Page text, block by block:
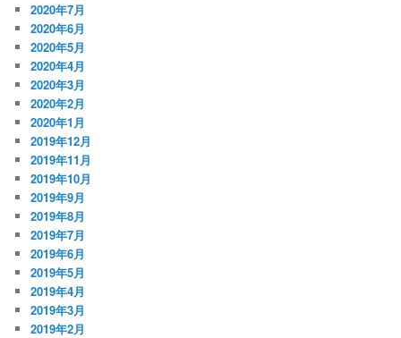
2020年7月
2020年6月
2020年5月
2020年4月
2020年3月
2020年2月
2020年1月
2019年12月
2019年11月
2019年10月
2019年9月
2019年8月
2019年7月
2019年6月
2019年5月
2019年4月
2019年3月
2019年2月